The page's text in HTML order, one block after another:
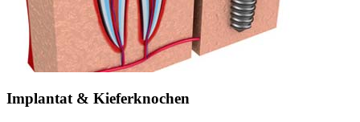
Implantat & Kieferknochen